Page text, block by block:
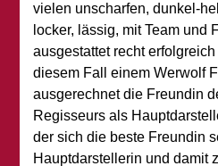
vielen unscharfen, dunkel-
locker, lässig, mit Team und
ausgestattet recht
diesem Fall einem Werwolf
ausgerechnet die Freundin
Regisseurs als
der sich die beste Freundin
Hauptdarstellerin und damit